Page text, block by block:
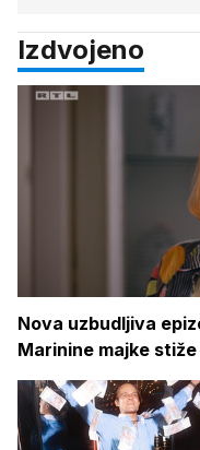
Izdvojeno
Nova uzbudljiva
Marinine majke